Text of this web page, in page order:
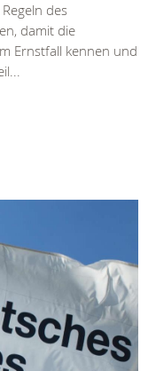
des
damit die
Ernstfall kennen und